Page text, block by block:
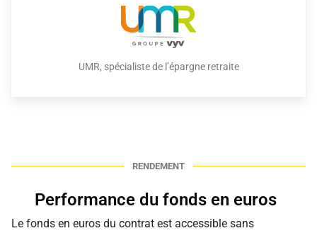
UMR, spécialiste de l’épargne retraite
RENDEMENT
Performance du fonds en euros
Le fonds en euros du contrat est accessible sans